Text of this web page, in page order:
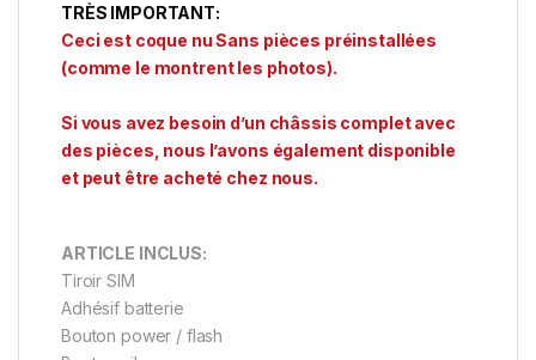
TRÈS IMPORTANT:
Ceci est coque nu Sans pièces préinstallées
(comme le montrent les photos).
Si vous avez besoin d’un châssis complet avec
des pièces, nous l’avons également disponible
et peut être acheté chez nous.
ARTICLE INCLUS:
Tiroir SIM
Adhésif batterie
Bouton power / flash